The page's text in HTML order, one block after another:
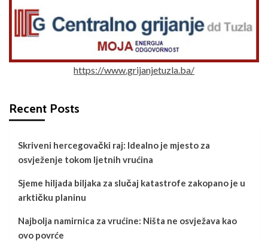
https://www.grijanjetuzla.ba/
Recent Posts
Skriveni hercegovački raj: Idealno je mjesto za
osvježenje tokom ljetnih vrućina
Sjeme hiljada biljaka za slučaj katastrofe zakopano je u
arktičku planinu
Najbolja namirnica za vrućine: Ništa ne osvježava kao
ovo povrće